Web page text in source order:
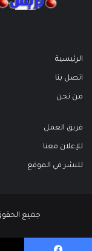
الرئيسية
اتصل بنا
من نحن
فريق العمل
للإعلان معنا
للنشر في الموقع
جميع